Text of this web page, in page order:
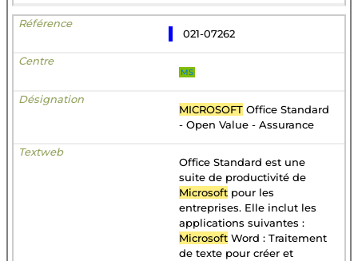
021-07262
MS
MICROSOFT Office Standard
- Open Value - Assurance
Office Standard est une
suite de productivité de
Microsoft pour les
entreprises. Elle inclut les
applications suivantes :
Microsoft Word : Traitement
de texte pour créer et